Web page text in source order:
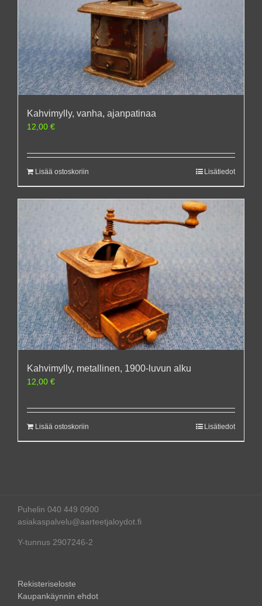
Kahvimylly, vanha, ajanpatinaa
12,00 €
Lisää ostoskoriin Lisätiedot
Kahvimylly, metallinen, 1900-luvun alku
12,00 €
Lisää ostoskoriin Lisätiedot
Puhelin 040 449 0900
asiakaspalvelu@aarteetjaloydot.fi
Y-tunnus 2907246-2
Rekisteriseloste
Kaupankäynnin ehdot